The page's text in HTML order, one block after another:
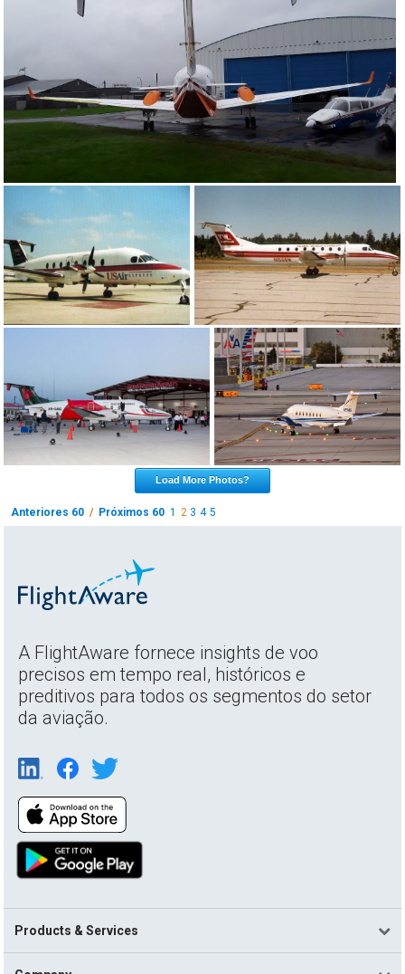
Load More Photos?
Anteriores 60 / Próximos 60 1 2 3 4 5
A FlightAware fornece insights de voo
precisos em tempo real, históricos e
preditivos para todos os segmentos do setor
da aviação.
Products & Services